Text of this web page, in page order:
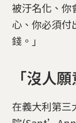
被汙名化、你
心、你必須付
錢。」
「沒人
在義大利第